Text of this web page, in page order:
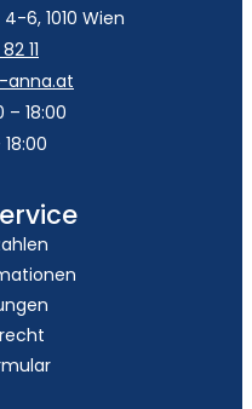
6, 1010 Wien
11
anna.at
– 18:00